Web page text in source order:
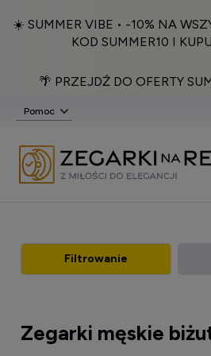
☀️ SUMMER VIBE • -10% NA
KOD SUMMER10 I
🌴 PRZEJDŹ DO OFERTY
Pomoc
Filtrowanie
Zegarki męskie